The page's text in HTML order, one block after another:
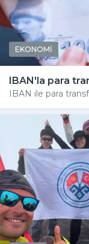
EKONOMİ
IBAN'la para
IBAN ile para